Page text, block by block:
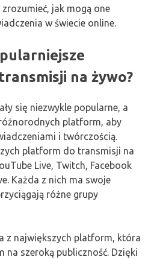
jak mogą one
w świecie online.
na żywo?
się niezwykle popularne, a
platform, aby
i twórczością.
platform do transmisji na
Live, Twitch, Facebook
Każda z nich ma swoje
różne grupy
z największych platform, która
na szeroką publiczność. Dzięki